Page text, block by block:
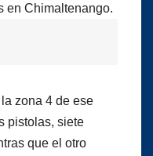
en Chimaltenango.
zona 4 de ese
pistolas, siete
que el otro